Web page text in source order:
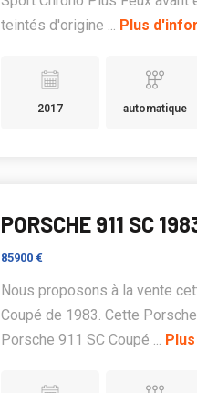
teintés d'origine ... Plus
2017 automatique
PORSCHE 911 SC
85900 €
Nous proposons à la vente
Coupé de 1983. Cette
Porsche 911 SC Coupé ...